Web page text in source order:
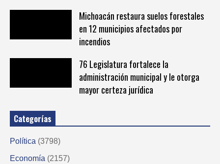
Michoacán restaura suelos forestales
en 12 municipios afectados por
incendios
76 Legislatura fortalece la
administración municipal y le otorga
mayor certeza jurídica
Categorías
Política (3798)
Economía (2157)